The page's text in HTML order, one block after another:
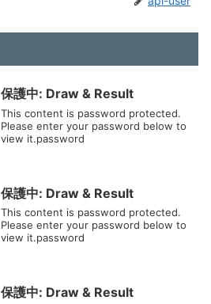
保護中: Draw & Result
This content is password protected.
Please enter your password below to
view it.password
保護中: Draw & Result
This content is password protected.
Please enter your password below to
view it.password
保護中: Draw & Result